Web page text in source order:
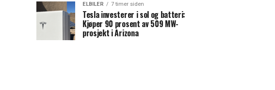
ELBILER 7 timer siden
Tesla investerer i sol og batteri:
Kjøper 90 prosent av 509 MW-
prosjekt i Arizona